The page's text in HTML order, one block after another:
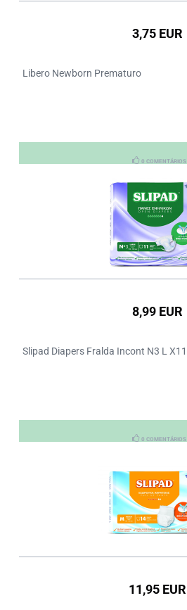
3,75 EUR
Libero Newborn Prematuro
0 COMENTÁRIOS
8,99 EUR
Slipad Diapers Fralda Incont N3 L X11
0 COMENTÁRIOS
11,95 EUR